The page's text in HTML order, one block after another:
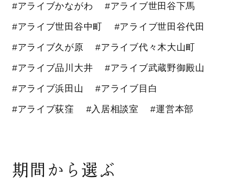
#アライブかながわ #アライブ世田谷下馬
#アライブ世田谷中町 #アライブ世田谷代田
#アライブ久が原 #アライブ代々木大山町
#アライブ品川大井 #アライブ武蔵野御殿山
#アライブ浜田山 #アライブ目白
#アライブ荻窪 #入居相談室 #運営本部
期間から選ぶ